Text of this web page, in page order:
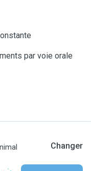
par voie orale
Changer